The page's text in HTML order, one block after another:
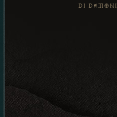
DI DEMONI